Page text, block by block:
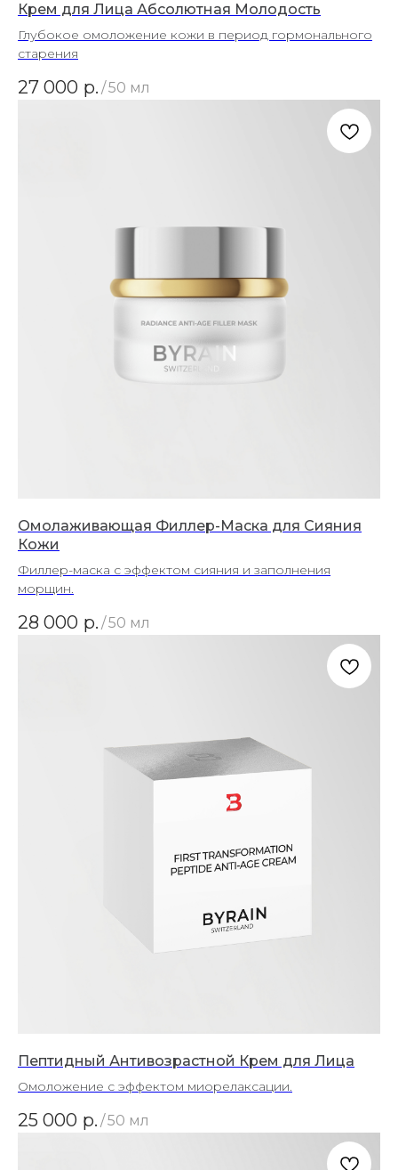
Крем для Лица Абсолютная Молодость
Глубокое омоложение кожи в период гормонального
старения
27 000 р. /50 мл
Омолаживающая Филлер-Маска для Сияния
Кожи
Филлер-маска с эффектом сияния и заполнения
морщин.
28 000 р. /50 мл
Пептидный Антивозрастной Крем для Лица
Омоложение с эффектом миорелаксации.
25 000 р. /50 мл